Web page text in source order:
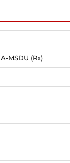
MSDU (Rx)